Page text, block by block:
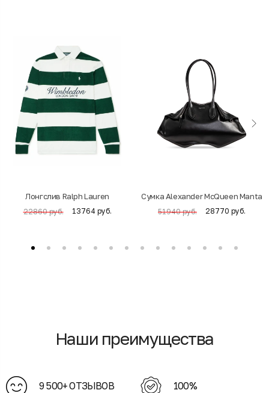
Лонгслив Ralph Lauren
22860 руб. 13764 руб.
Cумка Alexander McQueen Manta
51940 руб. 28770 руб.
Наши преимущества
9 500+ ОТЗЫВОВ
100%